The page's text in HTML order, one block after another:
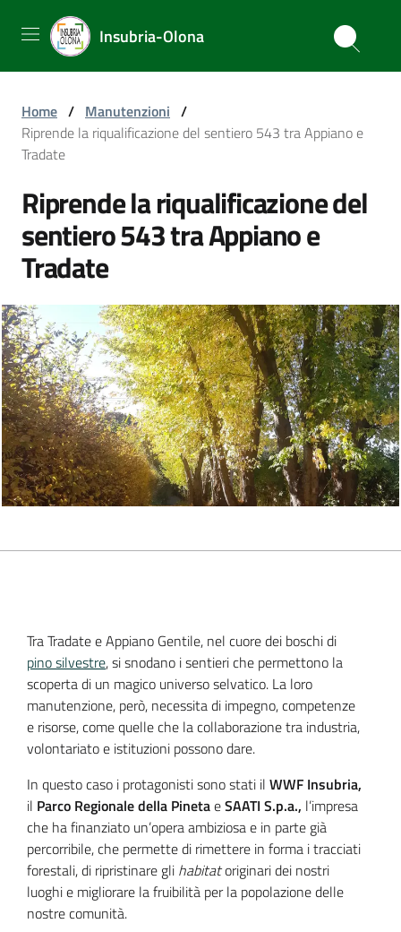
Insubria-Olona
Home / Manutenzioni /
Riprende la riqualificazione del sentiero 543 tra Appiano e
Tradate
Riprende la riqualificazione del
sentiero 543 tra Appiano e
Tradate
Tra Tradate e Appiano Gentile, nel cuore dei boschi di
pino silvestre, si snodano i sentieri che permettono la
scoperta di un magico universo selvatico. La loro
manutenzione, però, necessita di impegno, competenze
e risorse, come quelle che la collaborazione tra industria,
volontariato e istituzioni possono dare.
In questo caso i protagonisti sono stati il WWF Insubria,
il Parco Regionale della PinetaeSAATI S.p.a., l’impresa
che ha finanziato un’opera ambiziosa e in parte già
percorribile, che permette di rimettere in forma i tracciati
forestali, di ripristinare gli habitatoriginari dei nostri
luoghi e migliorare la fruibilità per la popolazione delle
nostre comunità.